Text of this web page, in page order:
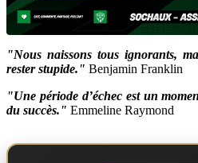
"Nous naissons tous ignorants,
rester stupide." Benjamin Franklin
"Une période d’échec est un
du succès." Emmeline Raymond